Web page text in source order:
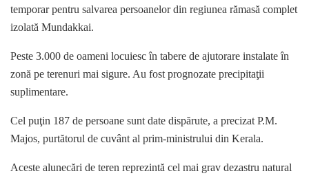
temporar pentru salvarea persoanelor din regiunea rămasă complet
izolată Mundakkai.
Peste 3.000 de oameni locuiesc în tabere de ajutorare instalate în
zonă pe terenuri mai sigure. Au fost prognozate precipitaţii
suplimentare.
Cel puţin 187 de persoane sunt date dispărute, a precizat P.M.
Majos, purtătorul de cuvânt al prim-ministrului din Kerala.
Aceste alunecări de teren reprezintă cel mai grav dezastru natural